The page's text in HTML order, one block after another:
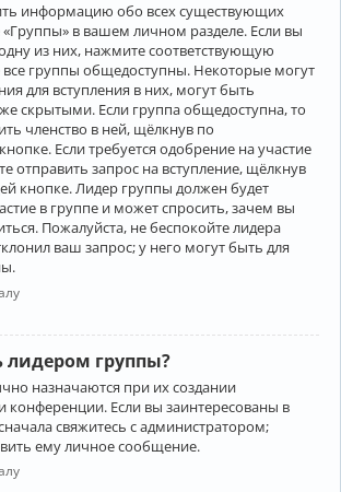
информацию обо всех существующих
«Группы» в вашем личном разделе. Если вы
из них, нажмите соответствующую
группы общедоступны. Некоторые могут
для вступления в них, могут быть
скрытыми. Если группа общедоступна, то
членство в ней, щёлкнув по
Если требуется одобрение на участие
отправить запрос на вступление, щёлкнув
кнопке. Лидер группы должен будет
в группе и может спросить, зачем вы
Пожалуйста, не беспокойте лидера
ваш запрос; у него могут быть для
лидером группы?
назначаются при их создании
конференции. Если вы заинтересованы в
свяжитесь с администратором;
ему личное сообщение.